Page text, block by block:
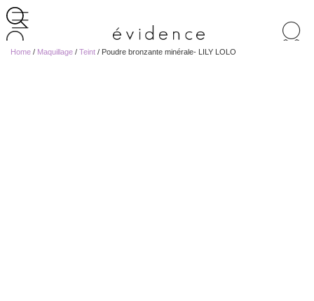
de
Home / Maquillage / Teint / Poudre bronzante minérale- LILY LOLO